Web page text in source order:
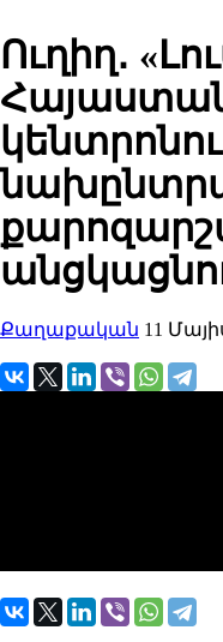
Ուղիղ․
Քաղաքական 11